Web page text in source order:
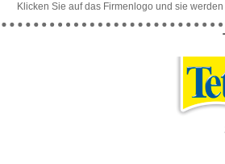
Klicken Sie auf das Firmenlogo und sie